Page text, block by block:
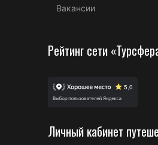
Вакансии
Рейтинг сети
Личный кабинет